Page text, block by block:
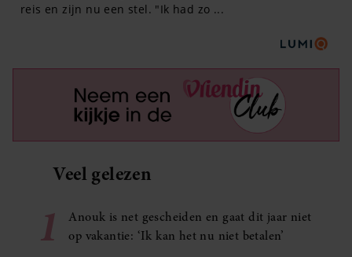
Veel gelezen
1
Anouk is net gescheiden en gaat dit jaar niet
op vakantie: ‘Ik kan het nu niet betalen’